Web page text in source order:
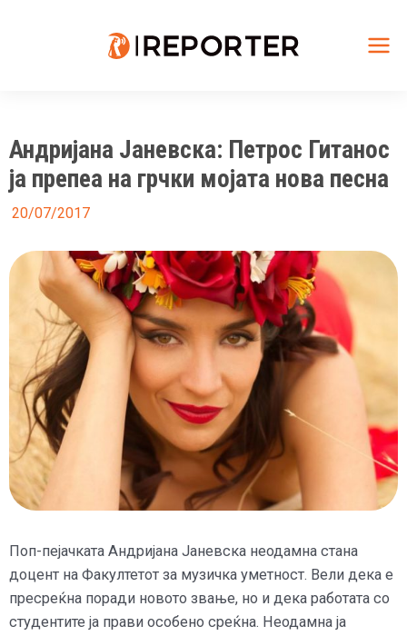
Андријана Јаневска: Петрос Гитанос
ја препеа на грчки мојата нова песна
20/07/2017
Поп-пејачката Андријана Јаневска неодамна стана
доцент на Факултетот за музичка уметност. Вели дека е
пресреќна поради новото звање, но и дека работата со
студентите ја прави особено среќна. Неодамна ја